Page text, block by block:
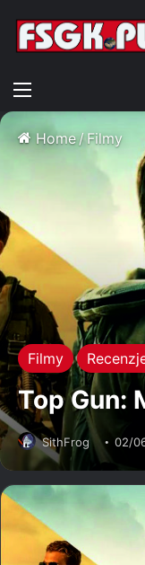
Home/ Filmy
Filmy
Top Gun:
SithFrog 02/